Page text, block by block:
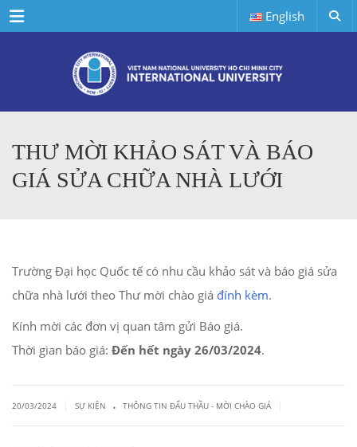
Menu English
THƯ MỜI KHẢO SÁT VÀ BÁO
GIÁ SỬA CHỮA NHÀ LƯỚI
Trường Đại học Quốc tế có nhu cầu khảo sát và báo giá sửa
chữa nhà lưới theo Thư mời chào giá đính kèm.
Kính mời các đơn vị quan tâm gửi Báo giá.
Thời gian báo giá: Đến hết ngày 26/03/2024.
20/03/2024 SỰ KIỆN . THÔNG TIN ĐẤU THẦU - MỜI CHÀO GIÁ